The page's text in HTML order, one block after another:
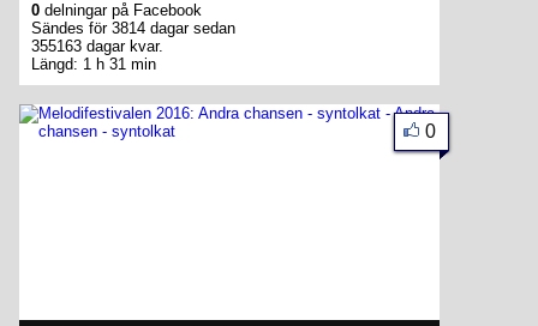
0 delningar på Facebook
Sändes för 3814 dagar sedan
355163 dagar kvar.
Längd: 1 h 31 min
0